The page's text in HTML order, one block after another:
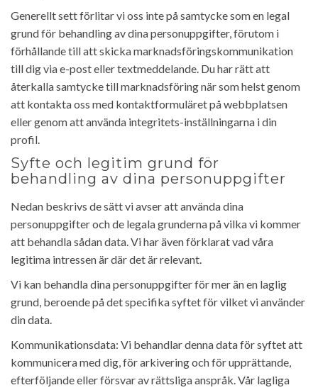
Generellt sett förlitar vi oss inte på samtycke som en legal
grund för behandling av dina personuppgifter, förutom i
förhållande till att skicka marknadsföringskommunikation
till dig via e-post eller textmeddelande. Du har rätt att
återkalla samtycke till marknadsföring när som helst genom
att kontakta oss med kontaktformuläret på webbplatsen
eller genom att använda integritets-inställningarna i din
profil.
Syfte och legitim grund för
behandling av dina personuppgifter
Nedan beskrivs de sätt vi avser att använda dina
personuppgifter och de legala grunderna på vilka vi kommer
att behandla sådan data. Vi har även förklarat vad våra
legitima intressen är där det är relevant.
Vi kan behandla dina personuppgifter för mer än en laglig
grund, beroende på det specifika syftet för vilket vi använder
din data.
Kommunikationsdata: Vi behandlar denna data för syftet att
kommunicera med dig, för arkivering och för upprättande,
efterföljande eller försvar av rättsliga anspråk. Vår lagliga